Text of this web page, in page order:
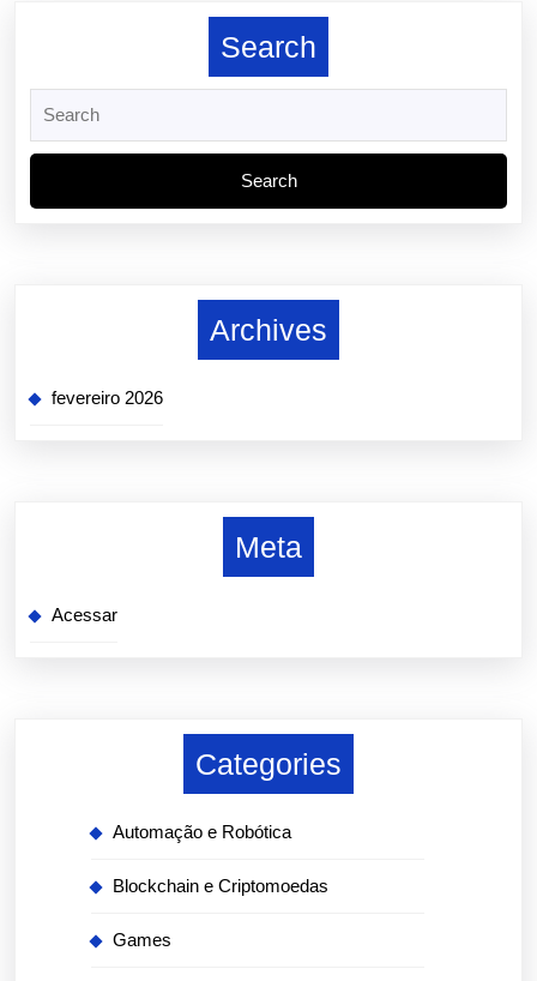
Search
for:
Archives
fevereiro 2026
Meta
Acessar
Categories
Automação e Robótica
Blockchain e Criptomoedas
Games